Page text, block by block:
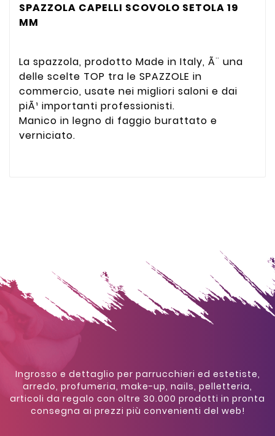
SPAZZOLA CAPELLI SCOVOLO SETOLA 19
MM
La spazzola, prodotto Made in Italy, Ã¨ una
delle scelte TOP tra le SPAZZOLE in
commercio, usate nei migliori saloni e dai
piÃ¹ importanti professionisti.
Manico in legno di faggio burattato e
verniciato.
Ingrosso e dettaglio per parrucchieri ed estetiste,
arredo, profumeria, make-up, nails, pelletteria,
articoli da regalo con oltre 30.000 prodotti in pronta
consegna ai prezzi più convenienti del web!